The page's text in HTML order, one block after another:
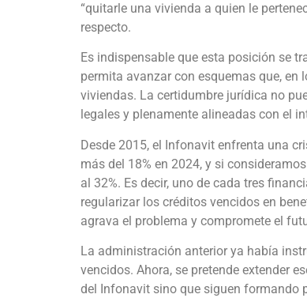
“quitarle una vivienda a quien le
respecto.
Es indispensable que esta posición se
permita avanzar con esquemas que,
viviendas. La certidumbre jurídica no
legales y plenamente alineadas con el
Desde 2015, el Infonavit enfrenta una
más del 18% en 2024, y si
al 32%. Es decir, uno de cada tres
regularizar los créditos vencidos en
agrava el problema y compromete el
La administración anterior ya había
vencidos. Ahora, se pretende extender
del Infonavit sino que siguen formando